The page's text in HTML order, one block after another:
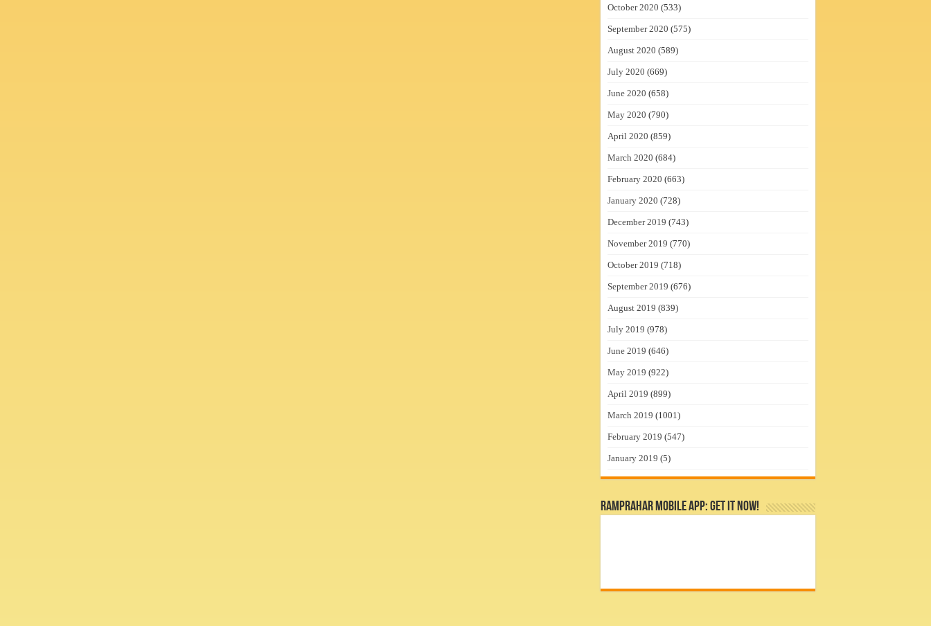
October 2020 (533)
September 2020 (575)
August 2020 (589)
July 2020 (669)
June 2020 (658)
May 2020 (790)
April 2020 (859)
March 2020 (684)
February 2020 (663)
January 2020 (728)
December 2019 (743)
November 2019 (770)
October 2019 (718)
September 2019 (676)
August 2019 (839)
July 2019 (978)
June 2019 (646)
May 2019 (922)
April 2019 (899)
March 2019 (1001)
February 2019 (547)
January 2019 (5)
RamPrahar Mobile App: Get it Now!